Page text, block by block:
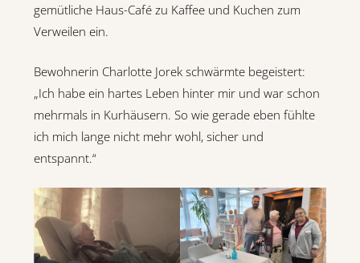
gemütliche Haus-Café zu Kaffee und Kuchen zum
Verweilen ein.
Bewohnerin Charlotte Jorek schwärmte begeistert:
„Ich habe ein hartes Leben hinter mir und war schon
mehrmals in Kurhäusern. So wie gerade eben fühlte
ich mich lange nicht mehr wohl, sicher und
entspannt.“